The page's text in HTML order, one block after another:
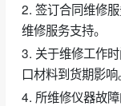
2. 签订合同维修
维修服务支持。
3. 关于维修工作
口材料到货期影响
4. 所维修仪器故